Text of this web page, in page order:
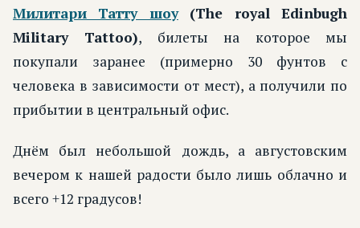
Милитари Татту шоу(The royal Edinbugh
Military Tattoo), билеты на которое мы
покупали заранее (примерно 30 фунтов с
человека в зависимости от мест), а получили по
прибытии в центральный офис.
Днём был небольшой дождь, а августовским
вечером к нашей радости было лишь облачно и
всего +12 градусов!